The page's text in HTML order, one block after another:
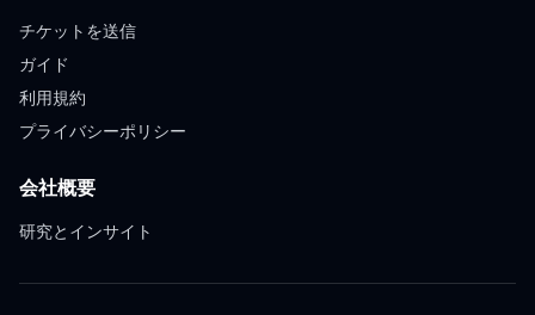
チケットを送信
ガイド
利用規約
プライバシーポリシー
会社概要
研究とインサイト